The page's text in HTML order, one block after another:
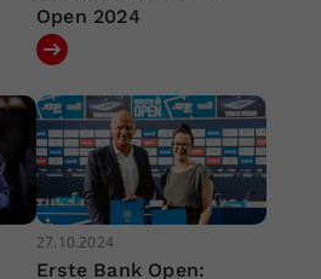
Open 2024
27.10.2024
Erste Bank Open: